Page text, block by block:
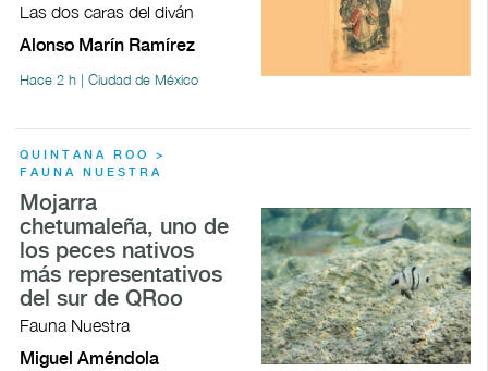
Las dos caras del diván
Alonso Marín Ramírez
Hace 2 h | Ciudad de México
QUINTANA ROO >
FAUNA NUESTRA
Mojarra
chetumaleña, uno de
los peces nativos
más representativos
del sur de QRoo
Fauna Nuestra
Miguel Améndola